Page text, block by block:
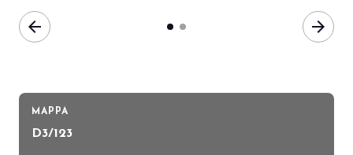
arrow_back arrow_forward
MAPPA
D3/123